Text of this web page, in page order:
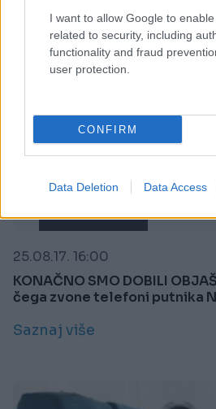
I want to allow Google to
related to security, including
functionality and fraud
user protection.
CONFIRM
Data Deletion Data Access
25.08.17. 16:00
KONAČNO SMO DOBILI
čega zvone telefoni putnika
Saznaj više